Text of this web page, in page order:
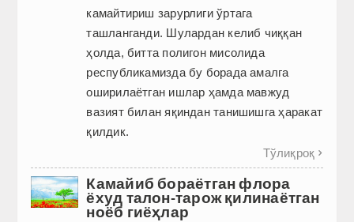
камайтириш зарурлиги ўртага
ташланганди. Шулардан келиб чиққан
ҳолда, битта полигон мисолида
республикамизда бу борада амалга
оширилаётган ишлар ҳамда мавжуд
вазият билан яқиндан танишишга ҳаракат
қилдик.
Тўлиқроқ 
Камайиб бораётган флора
ёхуд талон-тарож қилинаётган
ноёб гиёҳлар